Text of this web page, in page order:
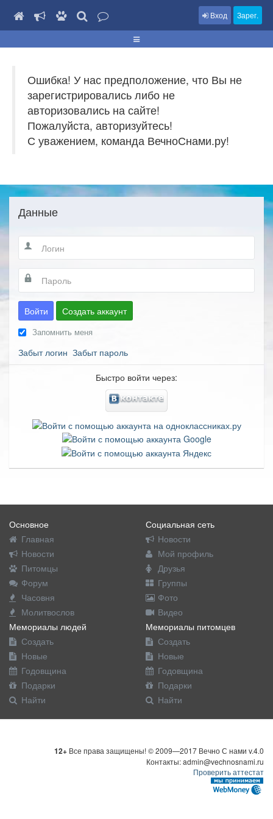
Вход Зарег.
Ошибка! У нас предположение, что Вы не
зарегистрировались либо не
авторизовались на сайте!
Пожалуйста, авторизуйтесь!
С уважением, команда ВечноСнами.ру!
Данные
Войти Создать аккаунт
Запомнить меня
Забыт логин Забыт пароль
Быстро войти через:
Основное
Главная
Новости
Питомцы
Форум
Часовня
Молитвослов
Социальная сеть
Новости
Мой профиль
Друзья
Группы
Фото
Видео
Мемориалы людей
Создать
Новые
Годовщина
Подарки
Найти
Мемориалы питомцев
Создать
Новые
Годовщина
Подарки
Найти
12+ Все права защищены! © 2009—2017 Вечно С нами v.4.0
Контакты: admin@vechnosnami.ru
Проверить аттестат